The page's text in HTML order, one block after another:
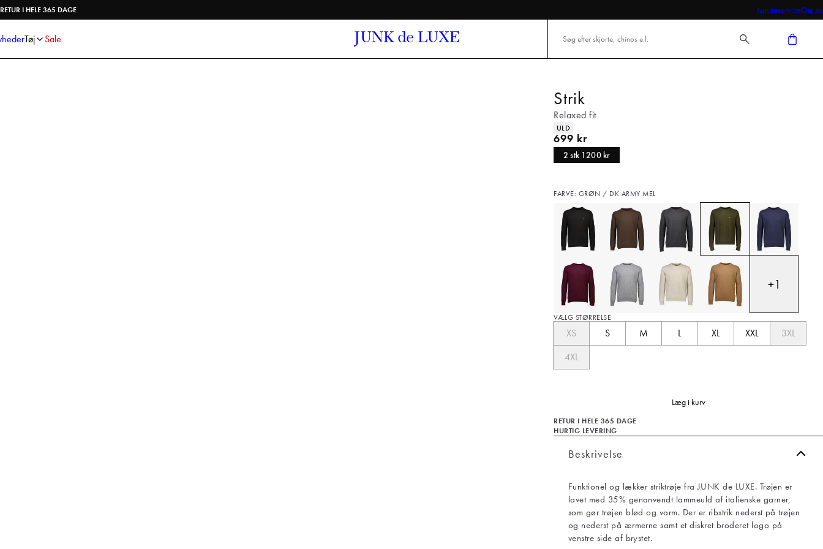
RETUR I HELE 365 DAGE KundeserviceOm os
Tøj Sale
Bukser
Shorts
Undertøj
Strik
Relaxed fit
Produkt egenskaber
ULD
I alt (inkl. rabat)
699 kr
2 stk 1200 kr
FARVE: GRØN / DK ARMY MEL
+1
VÆLG STØRRELSE
XS S M L XL XXL
3XL
4XL
Læg i kurv
RETUR I HELE 365 DAGE
HURTIG LEVERING
Beskrivelse
Funktionel og lækker striktrøje fra JUNK de LUXE. Trøjen er
lavet med 35% genanvendt lammeuld af italienske garner,
som gør trøjen blød og varm. Der er ribstrik nederst på trøjen
og nederst på ærmerne samt et diskret broderet logo på
venstre side af brystet.